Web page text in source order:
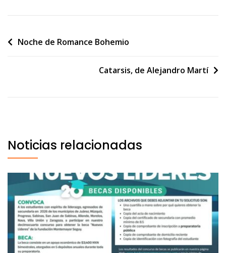
o
k
p
p
g
er
ti
Noche de Romance Bohemio
Catarsis, de Alejandro Martí
Noticias relacionadas